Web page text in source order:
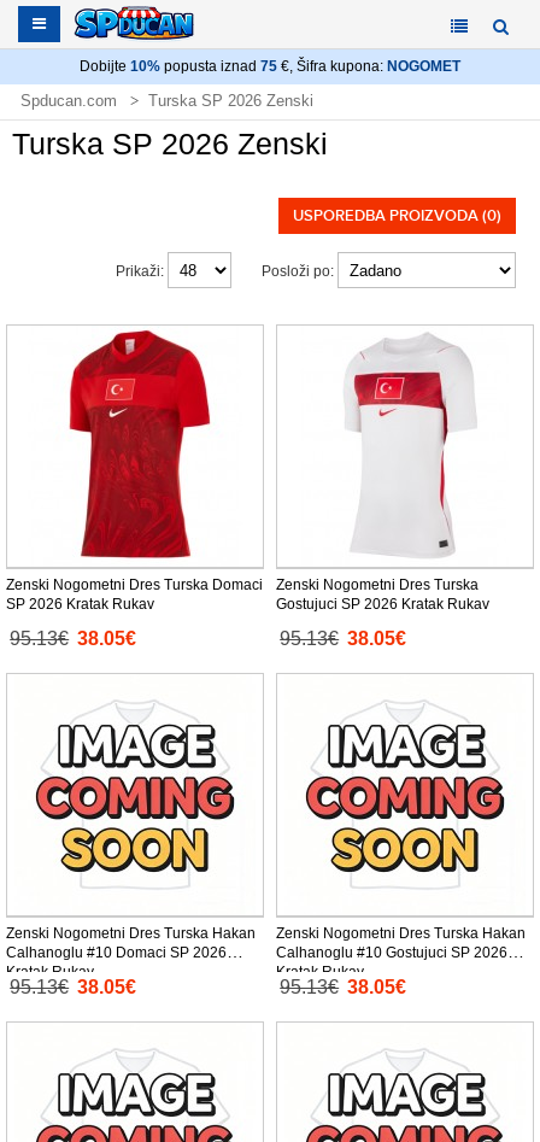
Dobijte 10% popusta iznad 75 €, Šifra kupona: NOGOMET
Spducan.com Turska SP 2026 Zenski
Turska SP 2026 Zenski
USPOREDBA PROIZVODA (0)
Posloži po:
Prikaži:
Zenski Nogometni Dres Turska Domaci
SP 2026 Kratak Rukav
95.13€ 38.05€
Zenski Nogometni Dres Turska
Gostujuci SP 2026 Kratak Rukav
95.13€ 38.05€
Zenski Nogometni Dres Turska Hakan
Calhanoglu #10 Domaci SP 2026
Kratak Rukav
95.13€ 38.05€
Zenski Nogometni Dres Turska Hakan
Calhanoglu #10 Gostujuci SP 2026
Kratak Rukav
95.13€ 38.05€